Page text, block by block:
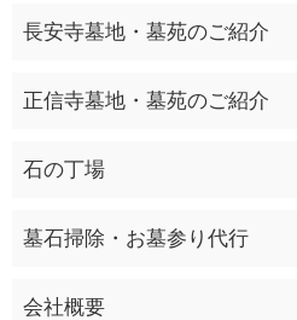
長安寺墓地・墓苑のご紹介
正信寺墓地・墓苑のご紹介
石の丁場
墓石掃除・お墓参り代行
会社概要